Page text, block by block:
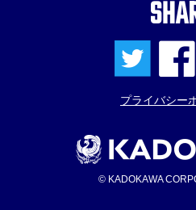
プライバシー
© KADOKAWA